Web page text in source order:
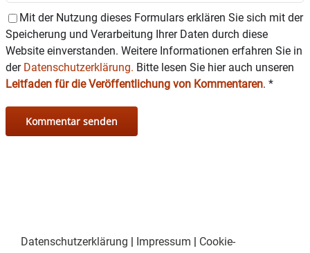
Mit der Nutzung dieses Formulars erklären Sie sich mit der
Speicherung und Verarbeitung Ihrer Daten durch diese
Website einverstanden. Weitere Informationen erfahren Sie in
der Datenschutzerklärung. Bitte lesen Sie hier auch unseren
Leitfaden für die Veröffentlichung von Kommentaren. *
Datenschutzerklärung | Impressum | Cookie-